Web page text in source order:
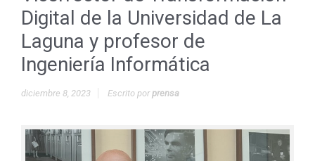
Digital de la Universidad de La
Laguna y profesor de
Ingeniería Informática
diciembre 8, 2023 Escrito porprensa